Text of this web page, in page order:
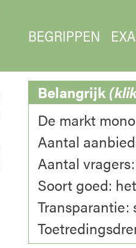
BEGRIPPEN
Belangrijk
De markt
Aantal
Aantal
Soort goed:
Transparantie: